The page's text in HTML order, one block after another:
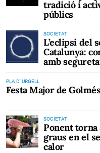
tradició i
públics
SOCIETAT
L’eclipsi del
Catalunya:
amb
PLA D' URGELL
Festa Major de
SOCIETAT
Ponent torna
graus en el
calor